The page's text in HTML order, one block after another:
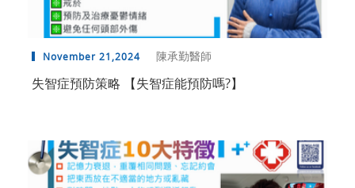
November 21,2024 陳承勤醫師
失智症預防策略 【失智症能預防嗎?】